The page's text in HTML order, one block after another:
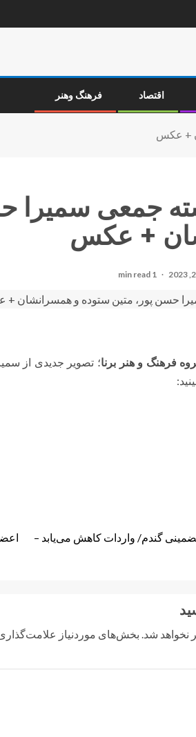
اقتصاد فرهنگ وهنر
+ عکس
جمعی سمیرا
+ عکس
1 min read
فرهنگ و هنر برنا؛ تصویر جدیدی از
تضمینی گندم/ واردات کاهش می‌یابد –
نخواهد شد. بخش‌های موردنیاز